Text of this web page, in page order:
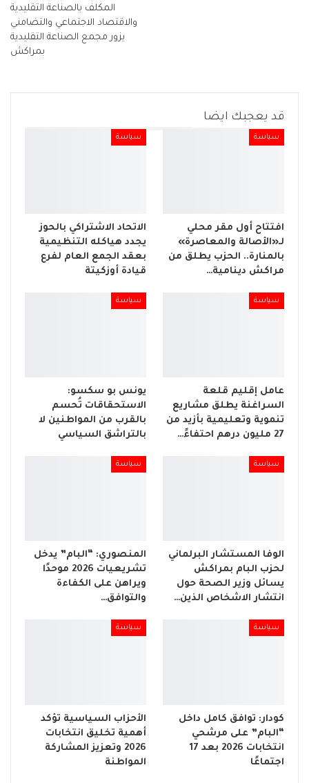
المكلف بالصناعة التقليدية
والاقتصاد الاجتماعي والتضامني
يزور مجمع الصناعة التقليدية
بمراكش
قد يعجبك ايضا
سياسة
افتتاح أول مقر محلي
لـ«الأصالة والمعاصرة»
بالمنارة.. الحزب يطلق من
مراكش دينامية…
سياسة
الاتحاد الاشتراكي بالحوز
يجدد هياكله التنظيمية
بعقد الجمع العام لفرع
قيادة أوزكيتة
سياسة
عامل إقليم قلعة
السراغنة يطلق مشاريع
تنموية وتعليمية بأزيد من
27 مليون درهم احتفاءً…
سياسة
يونس بو سكسو:
الاستحقاقات تُحسم
بالقرب من المواطنين لا
بالتراشق السياسي
سياسة
الوفا المستشار البرلماني
لحزب البام بمراكش
يسائل وزير الصحة حول
انتشار الاشخاص الذين…
سياسة
المنصوري: “البام” يدخل
تشريعيات 2026 موحدًا
ويراهن على الكفاءة
والتوافق…
سياسة
كودار: توافق كامل داخل
“البام” على مرشحي
انتخابات 2026 بعد 17
اجتماعًا
سياسة
الأحزاب السياسية تؤكد
أهمية تخليق انتخابات
2026 وتعزيز المشاركة
المواطنة